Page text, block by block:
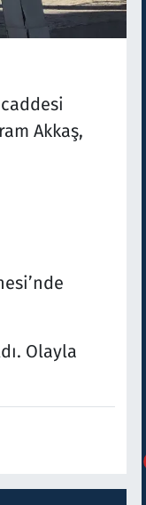
Akkaş,
Olayla